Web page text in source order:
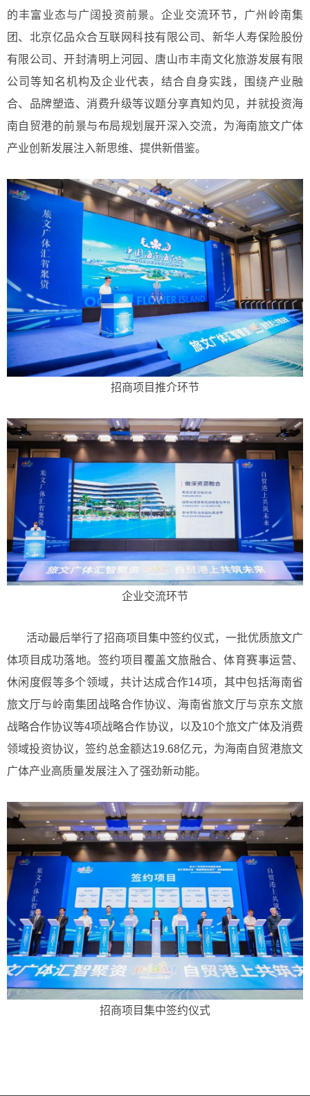
的丰富业态与广阔投资前景。企业交流环节，广州岭南集
团、北京亿品众合互联网科技有限公司、新华人寿保险股份
有限公司、开封清明上河园、唐山市丰南文化旅游发展有限
公司等知名机构及企业代表，结合自身实践，围绕产业融
合、品牌塑造、消费升级等议题分享真知灼见，并就投资海
南自贸港的前景与布局规划展开深入交流，为海南旅文广体
产业创新发展注入新思维、提供新借鉴。
招商项目推介环节
企业交流环节
活动最后举行了招商项目集中签约仪式，一批优质旅文广
体项目成功落地。签约项目覆盖文旅融合、体育赛事运营、
休闲度假等多个领域，共计达成合作14项，其中包括海南省
旅文厅与岭南集团战略合作协议、海南省旅文厅与京东文旅
战略合作协议等4项战略合作协议，以及10个旅文广体及消费
领域投资协议，签约总金额达19.68亿元，为海南自贸港旅文
广体产业高质量发展注入了强劲新动能。
招商项目集中签约仪式